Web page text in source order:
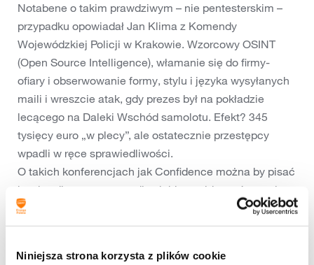
Niniejsza strona korzysta z plików cookie
Notabene o takim prawdziwym – nie pentesterskim –
przypadku opowiadał Jan Klima z Komendy
Wojewódzkiej Policji w Krakowie. Wzorcowy OSINT
(Open Source Intelligence), włamanie się do firmy-
ofiary i obserwowanie formy, stylu i języka wysyłanych
maili i wreszcie atak, gdy prezes był na pokładzie
lecącego na Daleki Wschód samolotu. Efekt? 345
tysięcy euro „w plecy”, ale ostatecznie przestępcy
wpadli w ręce sprawiedliwości.
O takich konferencjach jak Confidence można by pisać
bardzo długo, a tematy dla siebie znajdą zarówno ci
szukający „miękkiego” bezpieczeństwa jak i ci, którzy z
wypiekami na twarzach patrzą w totalnie niezrozumiałe